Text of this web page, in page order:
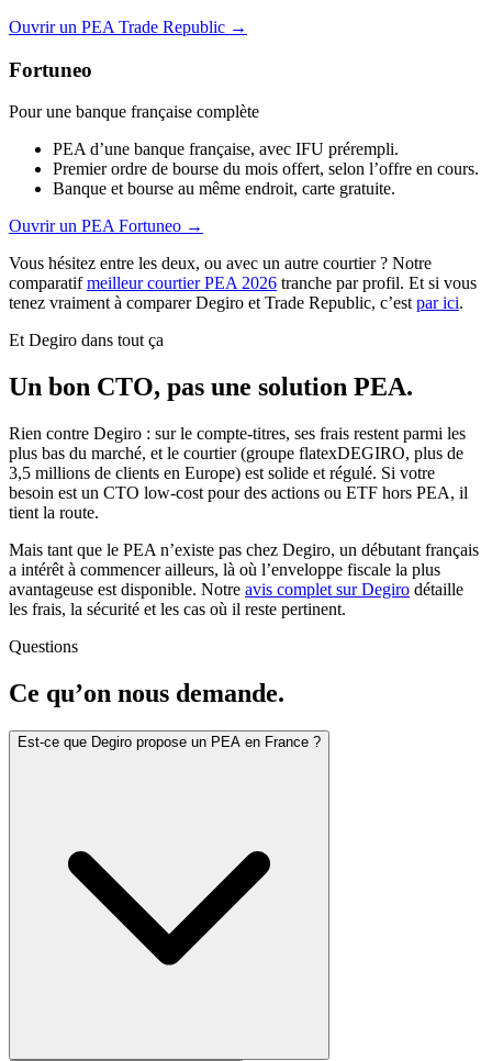
Ouvrir un PEA Trade Republic →
Fortuneo
Pour une banque française complète
PEA d’une banque française, avec IFU prérempli.
Premier ordre de bourse du mois offert, selon l’offre en cours.
Banque et bourse au même endroit, carte gratuite.
Ouvrir un PEA Fortuneo →
Vous hésitez entre les deux, ou avec un autre courtier ? Notre
comparatif meilleur courtier PEA 2026 tranche par profil. Et si vous
tenez vraiment à comparer Degiro et Trade Republic, c’est par ici.
Et Degiro dans tout ça
Un bon CTO, pas une solution PEA.
Rien contre Degiro : sur le compte-titres, ses frais restent parmi les
plus bas du marché, et le courtier (groupe flatexDEGIRO, plus de
3,5 millions de clients en Europe) est solide et régulé. Si votre
besoin est un CTO low-cost pour des actions ou ETF hors PEA, il
tient la route.
Mais tant que le PEA n’existe pas chez Degiro, un débutant français
a intérêt à commencer ailleurs, là où l’enveloppe fiscale la plus
avantageuse est disponible. Notre avis complet sur Degiro détaille
les frais, la sécurité et les cas où il reste pertinent.
Questions
Ce qu’on nous demande.
Est-ce que Degiro propose un PEA en France ?